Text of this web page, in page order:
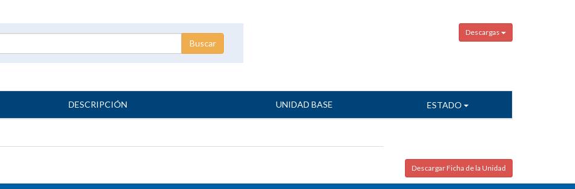
Descargas
DESCRIPCIÓN UNIDAD BASE ESTADO
Descargar Ficha de la Unidad